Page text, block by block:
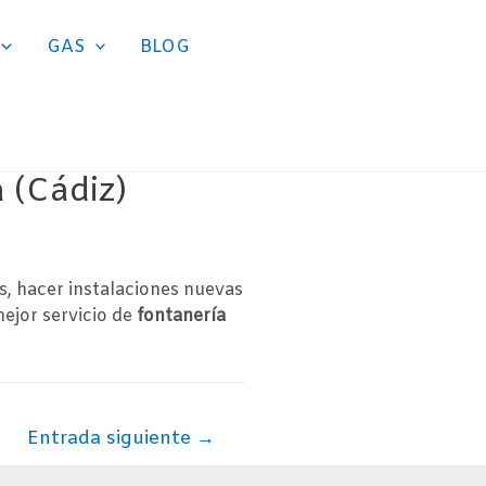
GAS BLOG
hacer instalaciones nuevas
servicio de fontanería
Entrada siguiente →